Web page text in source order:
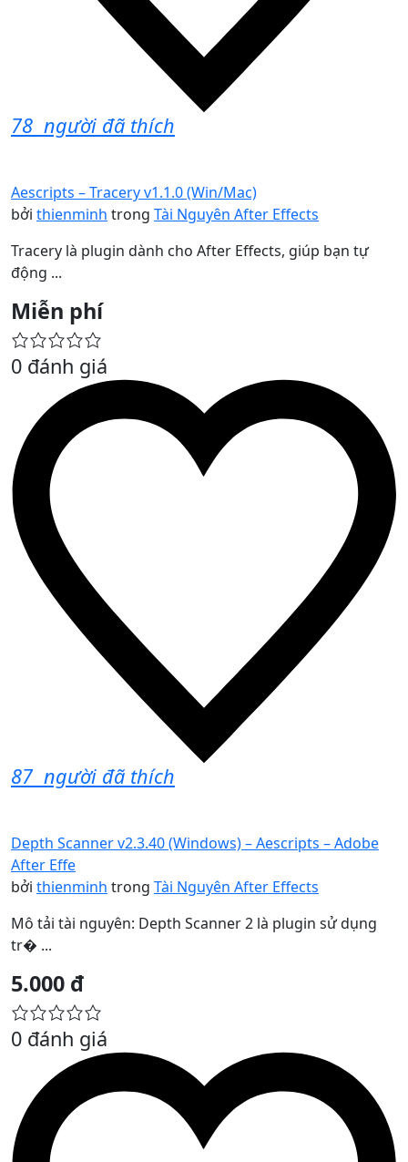
78 người đã thích
Aescripts – Tracery v1.1.0 (Win/Mac)
bởi thienminh trong Tài Nguyên After Effects
Tracery là plugin dành cho After Effects, giúp bạn tự
động ...
Miễn phí
0 đánh giá
87 người đã thích
Depth Scanner v2.3.40 (Windows) – Aescripts – Adobe
After Effe
bởi thienminh trong Tài Nguyên After Effects
Mô tải tài nguyên: Depth Scanner 2 là plugin sử dụng
tr� ...
5.000 đ
0 đánh giá